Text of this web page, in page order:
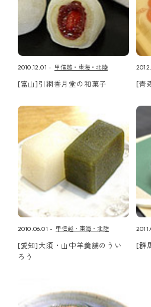
2010.12.01 甲信越・東海・北陸
[富山]引網香月堂の和菓子 [青
2010.06.01 甲信越・東海・北陸
[愛知]大須・山中羊羹舗のうい
ろう
[群